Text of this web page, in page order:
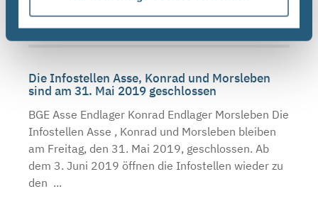
Mai 2019 ...
Die Infostellen Asse, Konrad und Morsleben
sind am 31. Mai 2019 geschlossen
BGE Asse Endlager Konrad Endlager Morsleben Die
Infostellen Asse , Konrad und Morsleben bleiben
am Freitag, den 31. Mai 2019, geschlossen. Ab
dem 3. Juni 2019 öffnen die Infostellen wieder zu
den ...